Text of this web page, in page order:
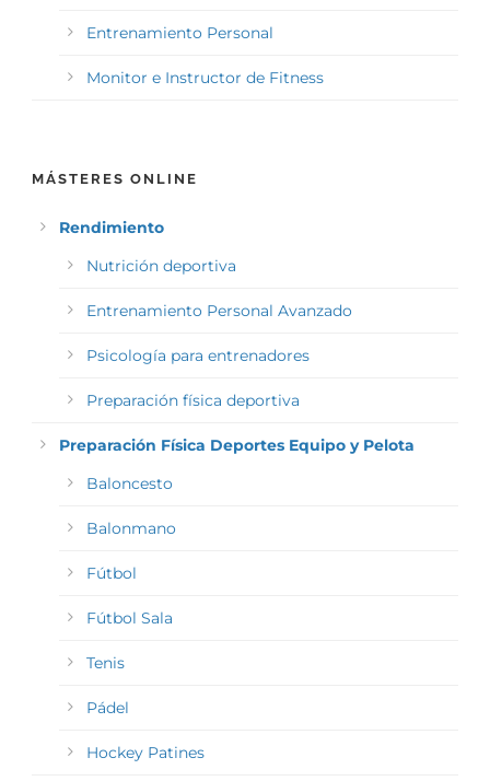
Entrenamiento Personal
Monitor e Instructor de Fitness
MÁSTERES ONLINE
Rendimiento
Nutrición deportiva
Entrenamiento Personal Avanzado
Psicología para entrenadores
Preparación física deportiva
Preparación Física Deportes Equipo y Pelota
Baloncesto
Balonmano
Fútbol
Fútbol Sala
Tenis
Pádel
Hockey Patines